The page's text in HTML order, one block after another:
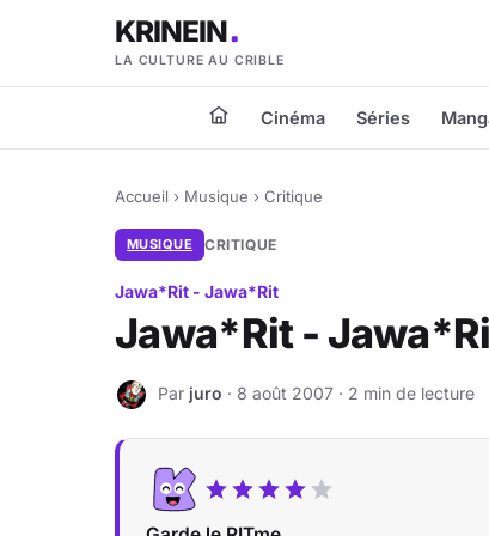
KRINEIN
LA CULTURE AU CRIBLE
Cinéma Séries
Accueil › Musique › Critique
MUSIQUE CRITIQUE
Jawa*Rit - Jawa*Rit
Jawa*Rit -
J Par juro · 8 août 2007 · 2 min de lecture